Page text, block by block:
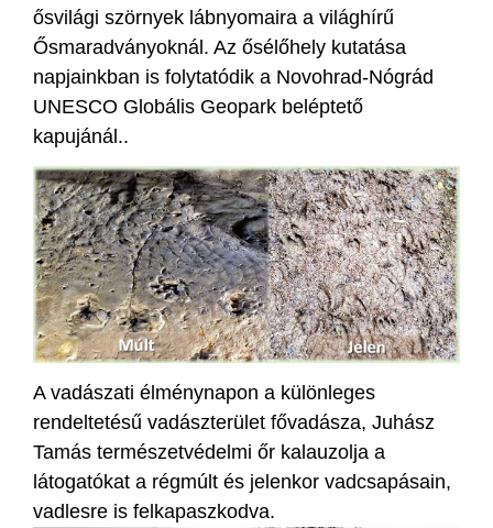
ősvilági szörnyek lábnyomaira a világhírű
Ősmaradványoknál. Az ősélőhely kutatása
napjainkban is folytatódik a Novohrad-Nógrád
UNESCO Globális Geopark beléptető
kapujánál..
A vadászati élménynapon a különleges
rendeltetésű vadászterület fővadásza, Juhász
Tamás természetvédelmi őr kalauzolja a
látogatókat a régmúlt és jelenkor vadcsapásain,
vadlesre is felkapaszkodva.